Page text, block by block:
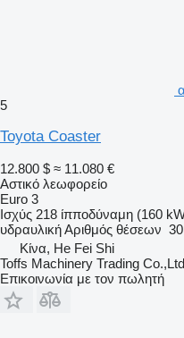
5
Toyota Coaster
12.800 $ ≈ 11.080 €
Αστικό λεωφορείο
Euro 3
Ισχύς 218 ίπποδύναμη (160
υδραυλικήΑριθμός θέσεων 30
Κίνα, He Fei Shi
Toffs Machinery Trading Co.,Ltd
Επικοινωνία με τον πωλητή